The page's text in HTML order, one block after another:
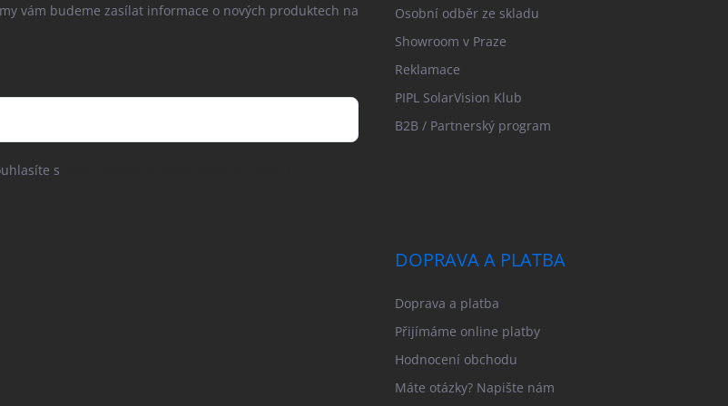
vám budeme zasílat informace o nových produktech na
s
Osobní odběr ze skladu
Showroom v Praze
Reklamace
PIPL SolarVision Klub
B2B / Partnerský program
DOPRAVA A PLATBA
Doprava a platba
Přijímáme online platby
Hodnocení obchodu
Máte otázky? Napište nám